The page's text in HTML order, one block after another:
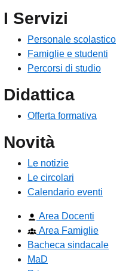
I Servizi
Personale scolastico
Famiglie e studenti
Percorsi di studio
Didattica
Offerta formativa
Novità
Le notizie
Le circolari
Calendario eventi
Area Docenti
Area Famiglie
Bacheca sindacale
MaD